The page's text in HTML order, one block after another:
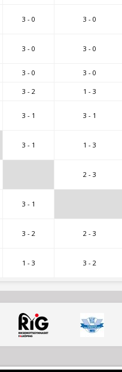
3 - 0 3 - 0
3 - 0 3 - 0
3 - 0 3 - 0
3 - 2 1 - 3
3 - 1 3 - 1
3 - 1 1 - 3
2 - 3
3 - 1
3 - 2 2 - 3
1 - 3 3 - 2